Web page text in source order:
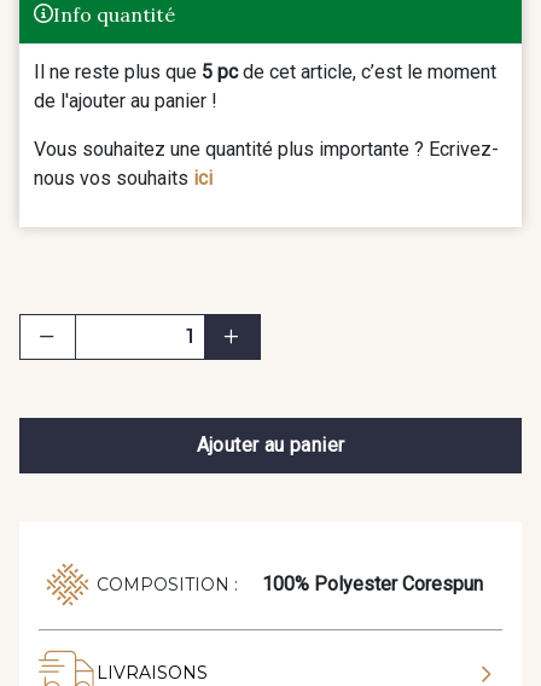
Info quantité
Il ne reste plus que 5 pcde cet article, c’est le moment
de l'ajouter au panier !
Vous souhaitez une quantité plus importante ? Ecrivez-
nous vos souhaits ici
Ajouter au panier
COMPOSITION : 100% Polyester Corespun
LIVRAISONS